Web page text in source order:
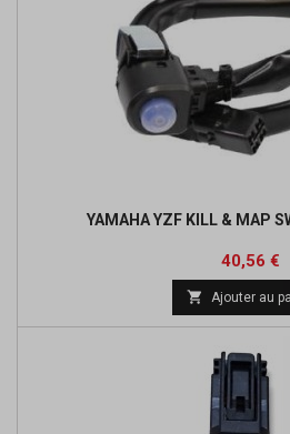
YAMAHA YZF KILL & MAP
Prix
40,56 €
 Ajouter au